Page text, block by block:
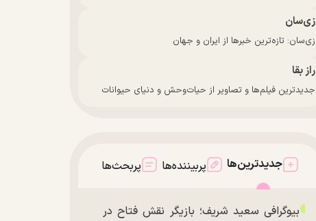
زی‌سان
زی‌سان: تازه‌ترین خبرها از ایران و جهان
راز بقا
جدیدترین فیلم‌ها و تصاویر از حیات‌وحش و دنیای حیوانات
جدیدترین‌ها پربیننده‌ها پربحث‌ها
بیوگرافی سعید شریف؛ بازیگر نقش فتاح در